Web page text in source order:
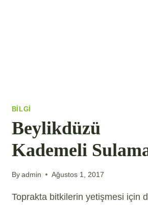
BILGI
Beylikdüzü
Kademeli
By admin Ağustos 1, 2017
Toprakta bitkilerin yetişmesi için